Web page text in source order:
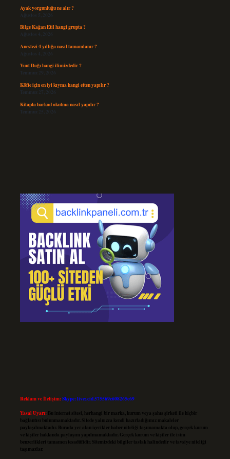
Ayak yorgunluğu ne alır ?
Ağustos 5, 2026
Bilge Kağan Etil hangi grupta ?
Ağustos 4, 2026
Anestezi 4 yıllığa nasıl tamamlanır ?
Ağustos 4, 2026
Yunt Dağı hangi ilimizdedir ?
Temmuz 29, 2026
Köfte için en iyi kıyma hangi etten yapılır ?
Temmuz 27, 2026
Kitapta barkod okutma nasıl yapılır ?
Temmuz 25, 2026
Reklam ve İletişim:Skype: live:.cid.575569c608265c69
Yasal Uyarı: Bu internet sitesi, herhangi bir marka, kurum veya şahıs şirketi ile hiçbir
bağlantısı bulunmamaktadır. Sitede yalnızca kendi hazırladığımız makaleler
paylaşılmaktadır. Burada yer alan içerikler haber niteliği taşımamakta olup, gerçek kurum
ve kişiler hakkında paylaşım yapılmamaktadır. Gerçek kurum ve kişiler ile isim
benzerlikleri tamamen tesadüfidir. Sitemizdeki bilgiler taslak halindedir ve tavsiye niteliği
taşımazlar.